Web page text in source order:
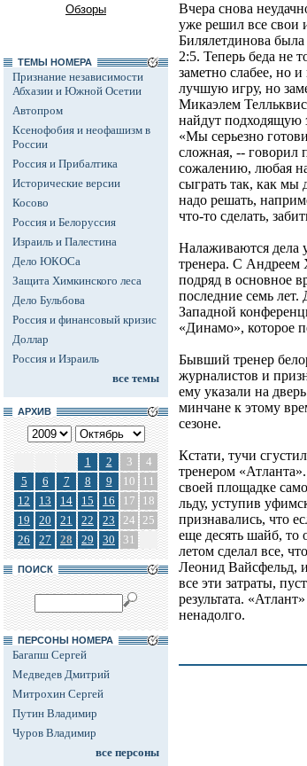
Обзоры
ТЕМЫ НОМЕРА
Признание независимости
Абхазии и Южной Осетии
Автопром
Ксенофобия и неофашизм в
России
Россия и Прибалтика
Исторические версии
Косово
Россия и Белоруссия
Израиль и Палестина
Дело ЮКОСа
Защита Химкинского леса
Дело Бульбова
Россия и финансовый кризис
Доллар
Россия и Израиль
все темы
АРХИВ
1 2 3
4
5
6 7 8 9 10
11
12
13 14 15 16 17
18
19
20 21 22 23 24 25
26
27 28 29 30 31
ПОИСК
ПЕРСОНЫ НОМЕРА
Багапш Сергей
Медведев Дмитрий
Митрохин Сергей
Путин Владимир
Чуров Владимир
все персоны
Вчера снова
уже решил все свои
Билялетдинова
2:5. Теперь беда не
заметно слабее, но
лучшую игру, но
Микаэлем
найдут подходящую
«Мы серьезно
сложная, -- говорил
сожалению, любая
сыграть так, как
надо решать,
что-то сделать,
Налаживаются дела
тренера. С Андреем
подряд в основное
последние семь
Западной
«Динамо», которое
Бывший тренер
журналистов и
ему указали на
минчане к этому
сезоне.
Кстати, тучи
тренером
своей площадке
льду, уступив
признавались, что
еще десять шайб, то
летом сделал все,
Леонид Вайсфельд,
все эти затраты,
результата.
ненадолго.